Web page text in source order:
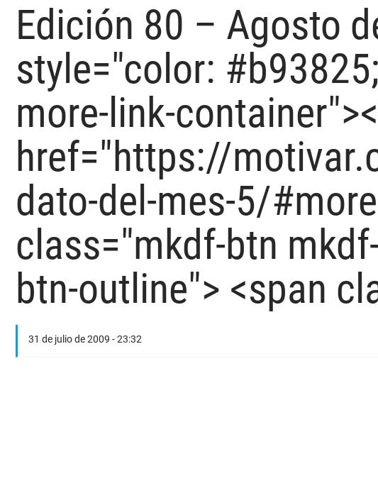
Edición 80 – Agosto
style="color:
more-link-
href="https://
dato-del-mes-5/
class="mkdf-btn
btn-outline"> <span
31 de julio de 2009 - 23:32